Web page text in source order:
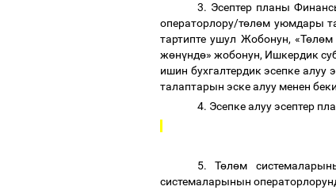
3. Эсептер планы
операторлору/төлөм уюмдары
тартипте ушул Жобонун, «Төлөм
жөнүндө» жобонун, Ишкердик
ишин бухгалтердик эсепке
талаптарын эске алуу менен
4. Эсепке алуу эсептер
5. Төлөм
системаларынын